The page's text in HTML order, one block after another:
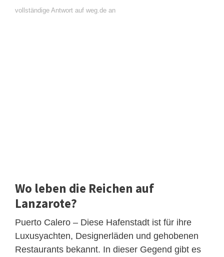
vollständige Antwort auf weg.de an
Wo leben die Reichen auf
Lanzarote?
Puerto Calero – Diese Hafenstadt ist für ihre
Luxusyachten, Designerläden und gehobenen
Restaurants bekannt. In dieser Gegend gibt es